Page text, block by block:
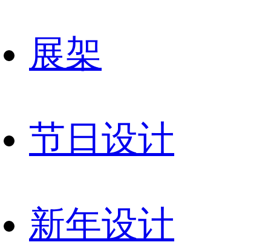
展架
节日设计
新年设计